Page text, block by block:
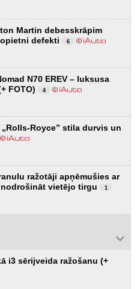
Martin debesskrāpim
defekti
6
N70 EREV – luksusa
FOTO)
4
Royce” stila durvis un
ražotāji apņēmušies ar
vietējo tirgu
1
i3 sērijveida ražošanu (+